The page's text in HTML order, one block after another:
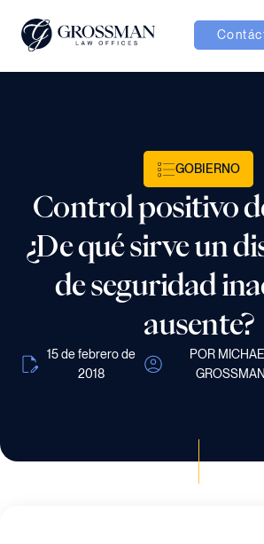
Resultados
GOBIERNO
Control positivo
¿De qué sirve un
de seguridad
ausente?
15 de febrero de
2018
POR
GROSSMAN